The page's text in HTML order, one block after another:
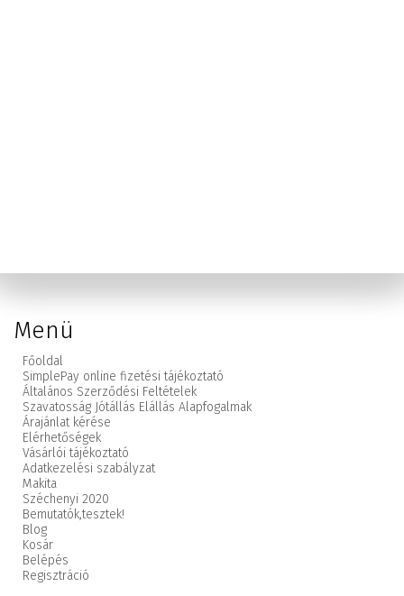
Menü
Főoldal
SimplePay online fizetési tájékoztató
Általános Szerződési Feltételek
Szavatosság Jótállás Elállás Alapfogalmak
Árajánlat kérése
Elérhetőségek
Vásárlói tájékoztató
Adatkezelési szabályzat
Makita
Széchenyi 2020
Bemutatók,tesztek!
Blog
Kosár
Belépés
Regisztráció